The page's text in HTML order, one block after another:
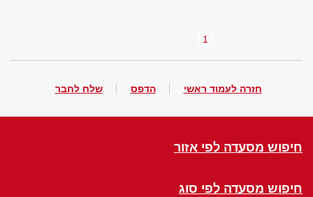
1
חזרה לעמוד ראשי הדפס שלח לחבר
חיפוש מסעדה לפי אזור
חיפוש מסעדה לפי סוג